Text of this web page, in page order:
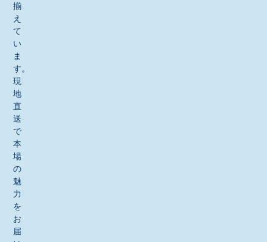
揃
え
て
い
ま
す。
現
地
直
送
で
本
場
の
魅
力
を
お
届